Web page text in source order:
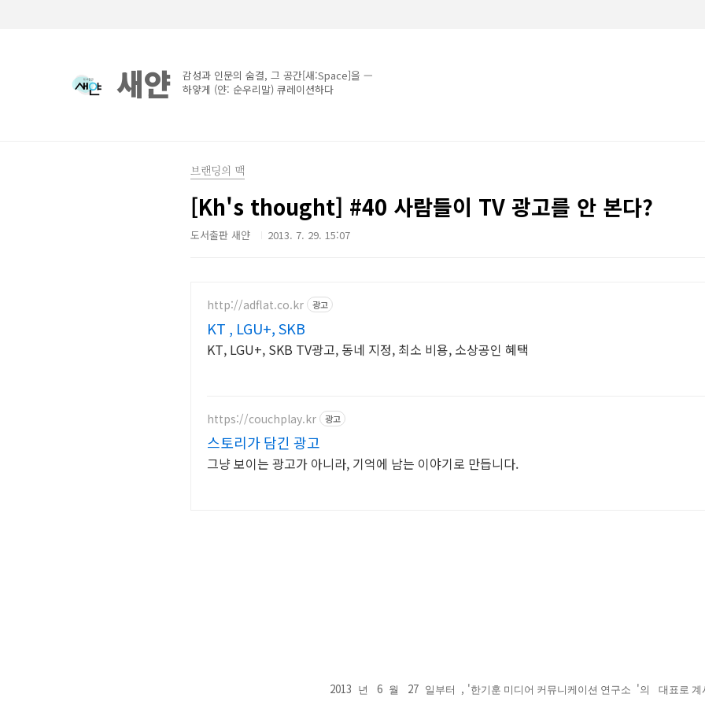
새얀
감성과 인문의 숨결, 그 공간[새:Space]을 —
하얗게 (얀: 순우리말) 큐레이션하다
브랜딩의 맥
[Kh's thought] #40 사람들이 TV 광고를 안 본다?
도서출판 새얀 2013. 7. 29. 15:07
http://adflat.co.kr 광고
KT , LGU+, SKB
KT, LGU+, SKB TV광고, 동네 지정, 최소 비용, 소상공인 혜택
https://couchplay.kr 광고
스토리가 담긴 광고
그냥 보이는 광고가 아니라, 기억에 남는 이야기로 만듭니다.
2013 년 6 월 27 일부터 , '한기훈 미디어 커뮤니케이션 연구소 '의 대표로